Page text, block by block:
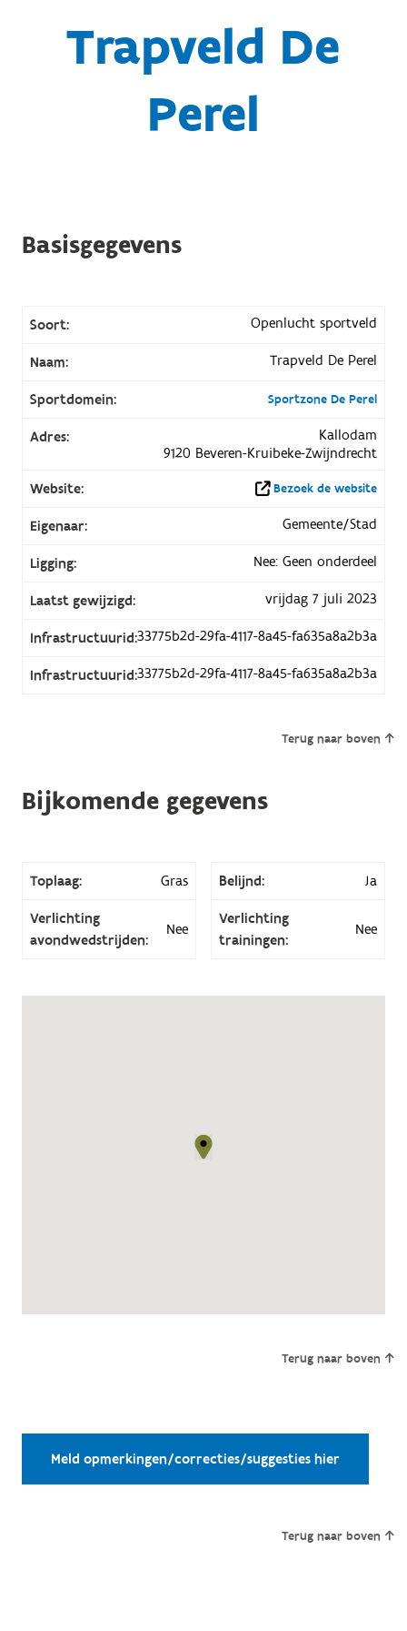
Trapveld De
Perel
Basisgegevens
Soort: Openlucht sportveld
Naam: Trapveld De Perel
Sportdomein: Sportzone De Perel
Adres:
Kallodam
9120 Beveren-Kruibeke-Zwijndrecht
Website:
Bezoek de website
Eigenaar: Gemeente/Stad
Ligging: Nee: Geen onderdeel
Laatst gewijzigd: vrijdag 7 juli 2023
Infrastructuurid:33775b2d-29fa-4117-8a45-fa635a8a2b3a
Infrastructuurid:33775b2d-29fa-4117-8a45-fa635a8a2b3a
Terug naar boven
Bijkomende gegevens
Toplaag: Gras Belijnd: Ja
Verlichting
avondwedstrijden:
Nee
Verlichting
trainingen:
Nee
Terug naar boven
Meld opmerkingen/correcties/suggesties hier
Terug naar boven